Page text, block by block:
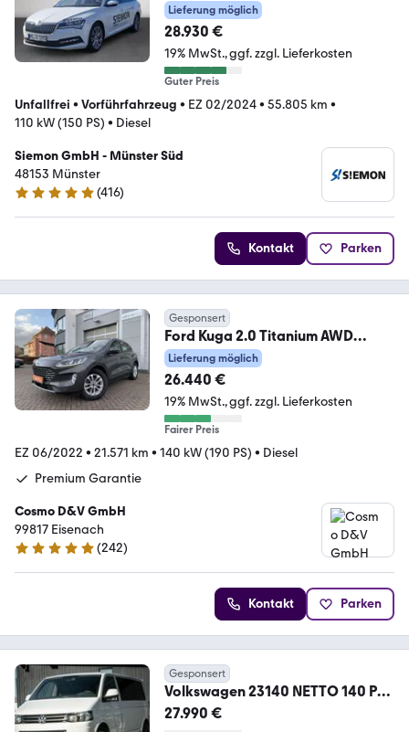
Ambition AHK Nav ACC Kamera
Lieferung möglich
28.930 €
19% MwSt. ggf. zzgl. Lieferkosten
Guter Preis
Unfallfrei • Vorführfahrzeug • EZ 02/2024• 55.805 km •
110 kW (150 PS) • Diesel
Siemon GmbH - Münster Süd
48153 Münster
4.8 Sterne
(416)
Kontakt Parken
Gesponsert
Ford Kuga 2.0 Titanium AWD
Navi+Kamera+LED+Virtual
Lieferung möglich
26.440 €
19% MwSt. ggf. zzgl. Lieferkosten
Fairer Preis
EZ 06/2022 • 21.571 km • 140 kW (190 PS) • Diesel
Premium Garantie
Cosmo D&V GmbH
99817 Eisenach
4.9 Sterne
(242)
Kontakt Parken
Gesponsert
Volkswagen 23140 NETTO 140 PS |
VIP-Umbau | TV | Massage
27.990 €